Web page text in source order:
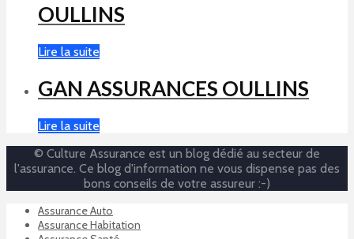
OULLINS
Lire la suite
GAN ASSURANCES OULLINS
Lire la suite
© Culture Assurance est un blog dédié au secteur de
l'assurance. Ce blog d'information ne vous dispense pas des
bons conseils de votre assureur :-)
Assurance Auto
Assurance Habitation